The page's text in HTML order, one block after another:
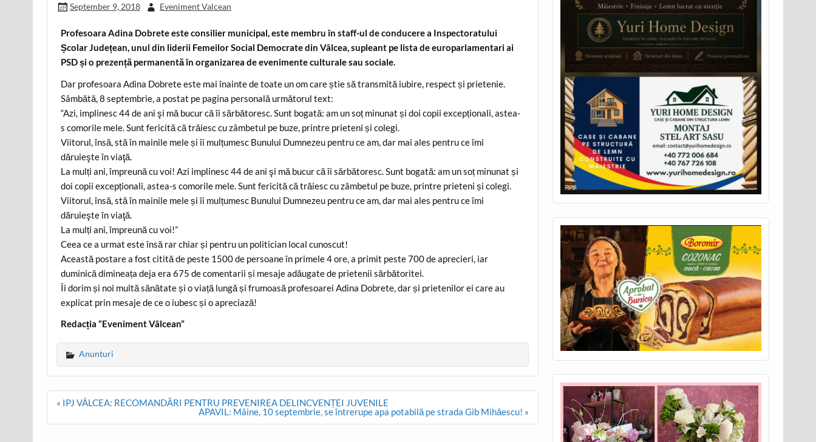
September 9, 2018 Eveniment Valcean
Profesoara Adina Dobrete este consilier municipal, este membru în staff-ul de conducere a Inspectoratului
Școlar Județean, unul din liderii Femeilor Social Democrate din Vâlcea, supleant pe lista de europarlamentari ai
PSD și o prezență permanentă în organizarea de evenimente culturale sau sociale.
Dar profesoara Adina Dobrete este mai înainte de toate un om care știe să transmită iubire, respect și prietenie.
Sâmbătă, 8 septembrie, a postat pe pagina personală următorul text:
“Azi, implinesc 44 de ani şi mă bucur că îi sărbătoresc. Sunt bogată: am un soț minunat și doi copii excepționali, astea-
s comorile mele. Sunt fericită că trăiesc cu zâmbetul pe buze, printre prieteni și colegi.
Viitorul, însă, stă în mainile mele și îi mulțumesc Bunului Dumnezeu pentru ce am, dar mai ales pentru ce îmi
dăruieşte în viaţă.
La mulți ani, împreună cu voi! Azi implinesc 44 de ani şi mă bucur că îi sărbătoresc. Sunt bogată: am un soț minunat și
doi copii excepționali, astea-s comorile mele. Sunt fericită că trăiesc cu zâmbetul pe buze, printre prieteni și colegi.
Viitorul, însă, stă în mainile mele și îi mulțumesc Bunului Dumnezeu pentru ce am, dar mai ales pentru ce îmi
dăruieşte în viaţă.
La mulți ani, împreună cu voi!”
Ceea ce a urmat este însă rar chiar și pentru un politician local cunoscut!
Această postare a fost citită de peste 1500 de persoane în primele 4 ore, a primit peste 700 de aprecieri, iar
duminică dimineața deja era 675 de comentarii și mesaje adăugate de prietenii sărbătoritei.
Îi dorim și noi multă sănătate și o viață lungă și frumoasă profesoarei Adina Dobrete, dar și prietenilor ei care au
explicat prin mesaje de ce o iubesc și o apreciază!
Redacția “Eveniment Vâlcean”
Anunturi
Post
« IPJ VÂLCEA: RECOMANDĂRI PENTRU PREVENIREA DELINCVENȚEI JUVENILE
APAVIL: Mâine, 10 septembrie, se întrerupe apa potabilă pe strada Gib Mihăescu! »